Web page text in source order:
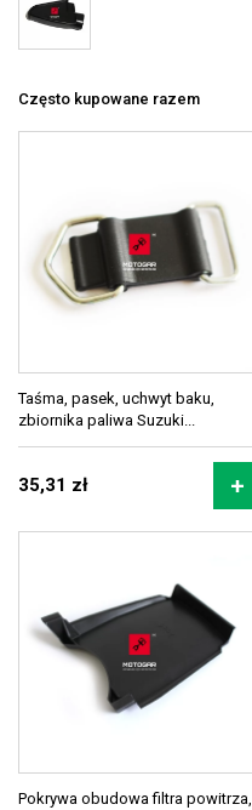
Często kupowane razem
Taśma, pasek, uchwyt baku,
zbiornika paliwa Suzuki...
35,31 zł
Pokrywa obudowa filtra powitrza,